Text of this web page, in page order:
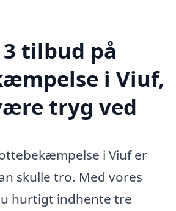
tilbud på
i Viuf,
tryg ved
i Viuf er
skulle tro. Med vores
hurtigt indhente tre